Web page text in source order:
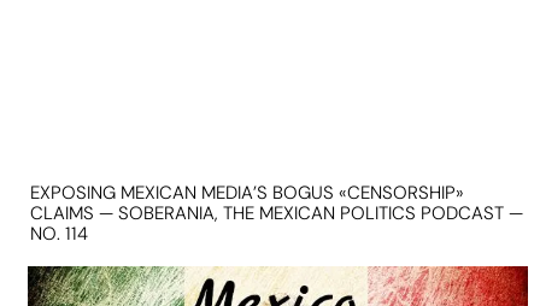
EXPOSING MEXICAN MEDIA’S BOGUS «CENSORSHIP»
CLAIMS — SOBERANIA, THE MEXICAN POLITICS PODCAST —
NO. 114